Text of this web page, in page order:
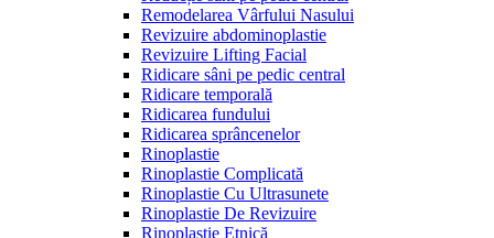
Remodelarea Vârfului Nasului
Revizuire abdominoplastie
Revizuire Lifting Facial
Ridicare sâni pe pedic central
Ridicare temporală
Ridicarea fundului
Ridicarea sprâncenelor
Rinoplastie
Rinoplastie Complicată
Rinoplastie Cu Ultrasunete
Rinoplastie De Revizuire
Rinoplastie Etnică